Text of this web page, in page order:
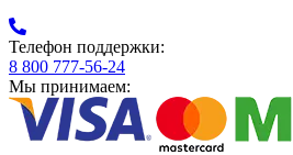
Телефон поддержки:
8 800 777-56-24
Мы принимаем: